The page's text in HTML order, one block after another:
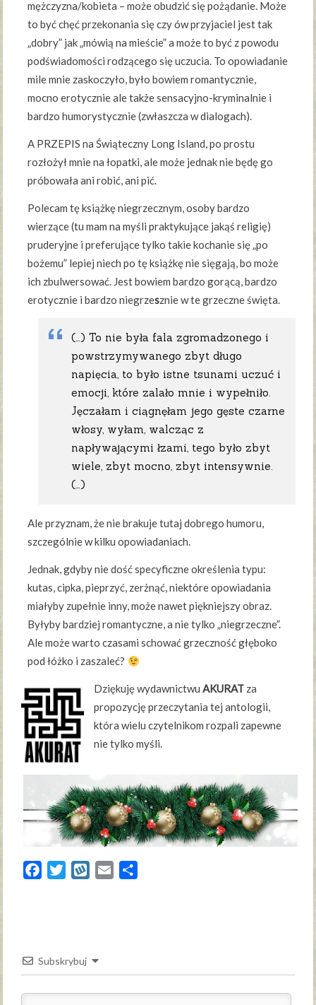
mężczyzna/kobieta – może obudzić się pożądanie. Może
to być chęć przekonania się czy ów przyjaciel jest tak
„dobry” jak „mówią na mieście” a może to być z powodu
podświadomości rodzącego się uczucia. To opowiadanie
mile mnie zaskoczyło, było bowiem romantycznie,
mocno erotycznie ale także sensacyjno-kryminalnie i
bardzo humorystycznie (zwłaszcza w dialogach).
A PRZEPIS na Świąteczny Long Island, po prostu
rozłożył mnie na łopatki, ale może jednak nie będę go
próbowała ani robić, ani pić.
Polecam tę książkę niegrzecznym, osoby bardzo
wierzące (tu mam na myśli praktykujące jakąś religię)
pruderyjne i preferujące tylko takie kochanie się „po
bożemu” lepiej niech po tę książkę nie sięgają, bo może
ich zbulwersować. Jest bowiem bardzo gorącą, bardzo
erotycznie i bardzo niegrzesznie w te grzeczne święta.
(…) To nie była fala zgromadzonego i
powstrzymywanego zbyt długo
napięcia, to było istne tsunami uczuć i
emocji, które zalało mnie i wypełniło.
Jęczałam i ciągnęłam jego gęste czarne
włosy, wyłam, walcząc z
napływającymi łzami, tego było zbyt
wiele, zbyt mocno, zbyt intensywnie.
(…)
Ale przyznam, że nie brakuje tutaj dobrego humoru,
szczególnie w kilku opowiadaniach.
Jednak, gdyby nie dość specyficzne określenia typu:
kutas, cipka, pieprzyć, zerżnąć, niektóre opowiadania
miałyby zupełnie inny, może nawet piękniejszy obraz.
Byłyby bardziej romantyczne, a nie tylko „niegrzeczne”.
Ale może warto czasami schować grzeczność głęboko
pod łóżko i zaszaleć?
Dziękuję wydawnictwuAKURAT za
propozycję przeczytania tej antologii,
która wielu czytelnikom rozpali zapewne
nie tylko myśli.
FacebookTwitterWykopEmail
Subskrybuj